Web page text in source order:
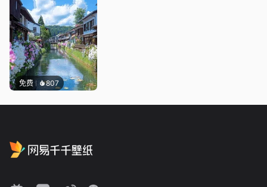
免费 807